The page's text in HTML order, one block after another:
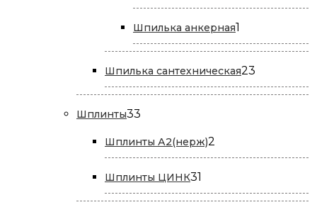
товара
Шпилька анкерная1
товар
Шпилька сантехническая23
товара
Шплинты33
Шплинты А2(нерж)2
товара
Шплинты ЦИНК31
товар